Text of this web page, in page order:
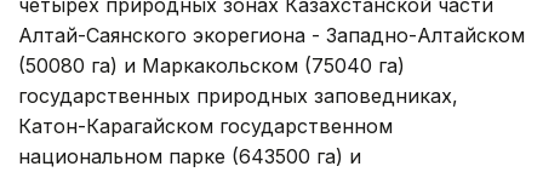
Алтай-Саянского экорегиона - Западно-Алтайском
(50080 га) и Маркакольском (75040 га)
государственных природных заповедниках,
Катон-Карагайском государственном
национальном парке (643500 га) и